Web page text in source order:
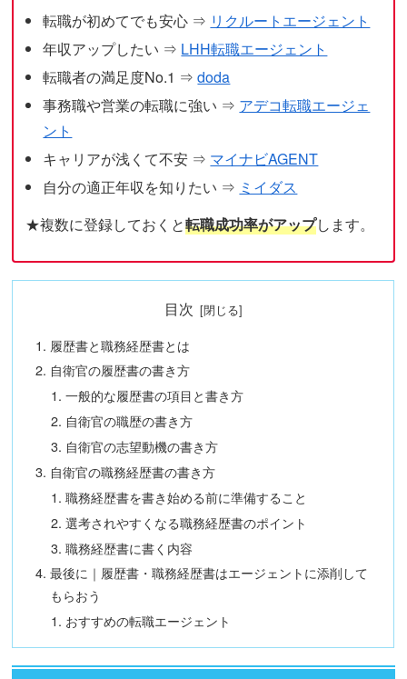
転職が初めてでも安心 ⇒ リクルートエージェント
年収アップしたい ⇒ LHH転職エージェント
転職者の満足度No.1 ⇒doda
事務職や営業の転職に強い ⇒ アデコ転職エージェ
ント
キャリアが浅くて不安 ⇒ マイナビAGENT
自分の適正年収を知りたい ⇒ ミイダス
★複数に登録しておくと転職成功率がアップします。
目次
履歴書と職務経歴書とは
自衛官の履歴書の書き方
一般的な履歴書の項目と書き方
自衛官の職歴の書き方
自衛官の志望動機の書き方
自衛官の職務経歴書の書き方
職務経歴書を書き始める前に準備すること
選考されやすくなる職務経歴書のポイント
職務経歴書に書く内容
最後に｜履歴書・職務経歴書はエージェントに添削して
もらおう
おすすめの転職エージェント